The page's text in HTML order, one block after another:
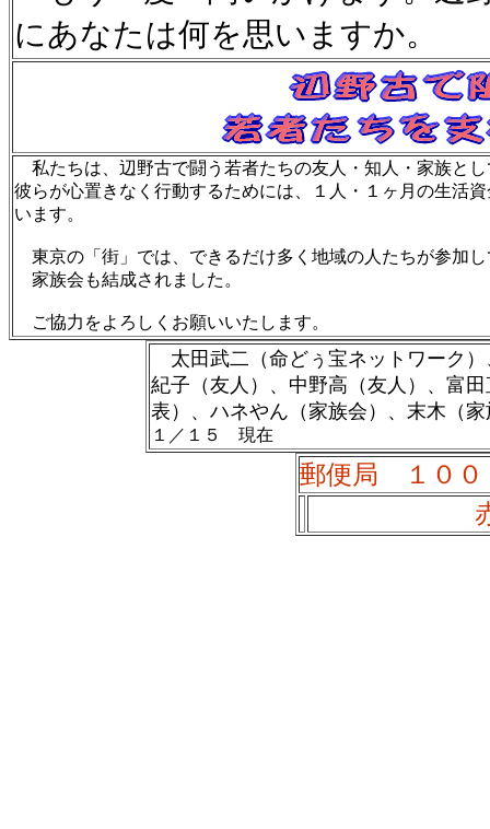
にあなたは何を思いますか。
私たちは、辺野古で闘う若者たちの友人・知人・家族と
彼らが心置きなく行動するためには、１人・１ヶ月の生活
います。
東京の「街」では、できるだけ多く地域の人たちが参加
家族会も結成されました。
ご協力をよろしくお願いいたします。
太田武二（命どぅ宝ネットワーク
紀子（友人）、中野高（友人）、富
表）、ハネやん（家族会）、末木（
１／１５ 現在
郵便局 １００